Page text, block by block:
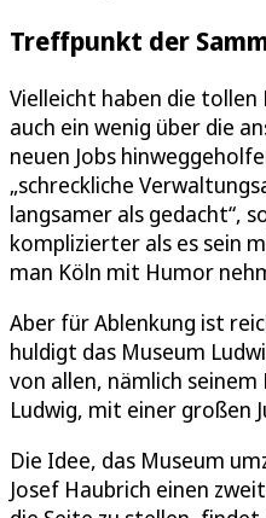
Treffpunkt der
Vielleicht haben die
auch ein wenig über die
neuen Jobs
„schreckliche
langsamer als gedacht“,
komplizierter als es sein
man Köln mit Humor
Aber für Ablenkung ist
huldigt das Museum
von allen, nämlich
Ludwig, mit einer großen
Die Idee, das Museum
Josef Haubrich einen